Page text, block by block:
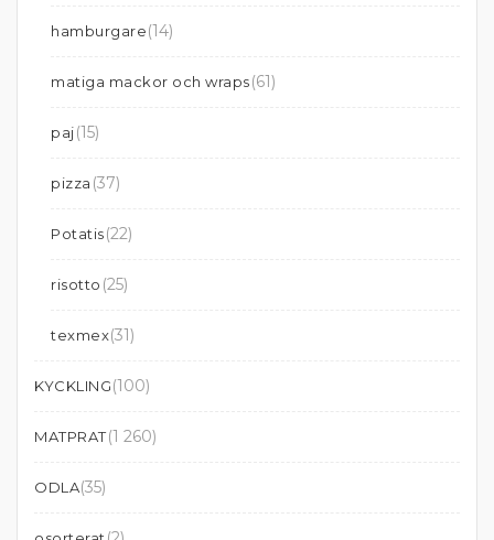
hamburgare(14)
matiga mackor och wraps(61)
paj(15)
pizza (37)
Potatis(22)
risotto (25)
texmex(31)
KYCKLING(100)
MATPRAT(1 260)
ODLA(35)